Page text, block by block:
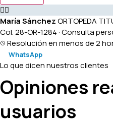
👩‍⚕️
María SánchezORTOPEDA
Col. 28-OR-1284 · Consulta
Resolución en menos de 2
WhatsApp
Lo que dicen nuestros clientes
Opiniones
usuarios